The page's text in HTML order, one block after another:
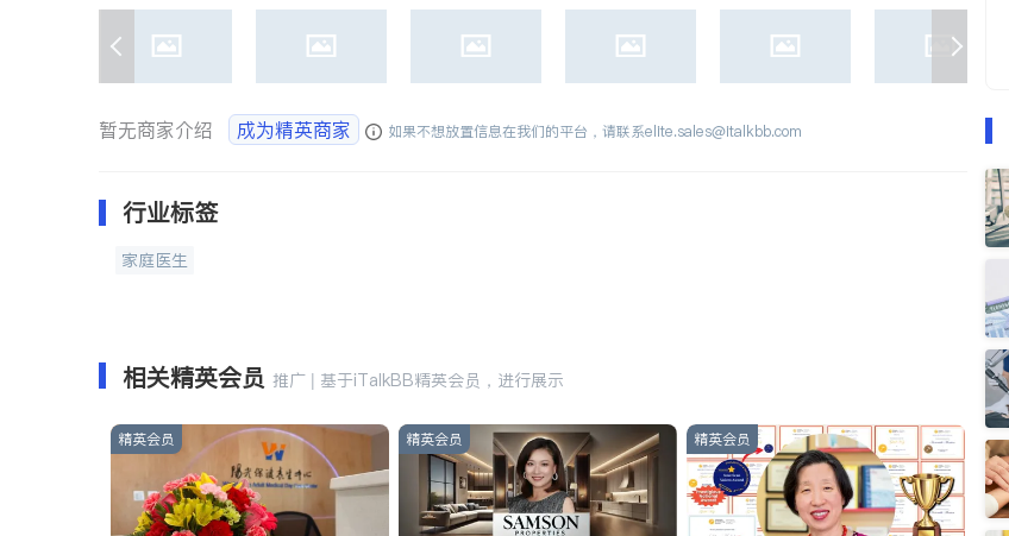
暂无商家介绍 成为精英商家 如果不想放置信息在我们的平台，请联系elite.sales@italkbb.com
行业标签
家庭医生
相关精英会员 推广 | 基于iTalkBB精英会员，进行展示
精英会员 精英会员 精英会员